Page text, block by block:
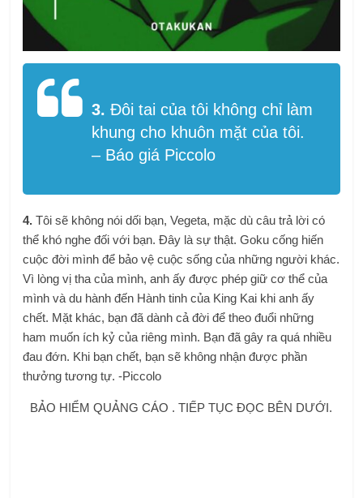
3. Đôi tai của tôi không chỉ làm
khung cho khuôn mặt của tôi.
– Báo giá Piccolo
4. Tôi sẽ không nói dối bạn, Vegeta, mặc dù câu trả lời có
thể khó nghe đối với bạn. Đây là sự thật. Goku cống hiến
cuộc đời mình để bảo vệ cuộc sống của những người khác.
Vì lòng vị tha của mình, anh ấy được phép giữ cơ thể của
mình và du hành đến Hành tinh của King Kai khi anh ấy
chết. Mặt khác, bạn đã dành cả đời để theo đuổi những
ham muốn ích kỷ của riêng mình. Bạn đã gây ra quá nhiều
đau đớn. Khi bạn chết, bạn sẽ không nhận được phần
thưởng tương tự. -Piccolo
BẢO HIỂM QUẢNG CÁO . TIẾP TỤC ĐỌC BÊN DƯỚI.